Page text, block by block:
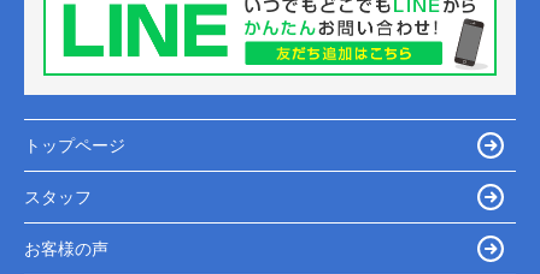
トップページ
スタッフ
お客様の声